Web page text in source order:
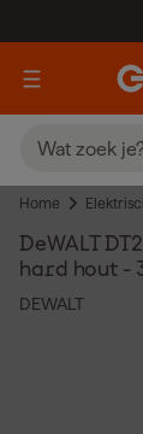
Home
DeWALT
hard hout -
DEWALT